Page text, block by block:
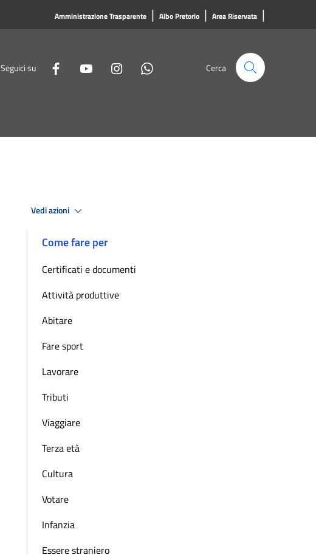
Amministrazione Trasparente | Albo Pretorio | Area Riservata |
Seguici su Cerca
Vedi azioni
Come fare per
Certificati e documenti
Attività produttive
Abitare
Fare sport
Lavorare
Tributi
Viaggiare
Terza età
Cultura
Votare
Infanzia
Essere straniero